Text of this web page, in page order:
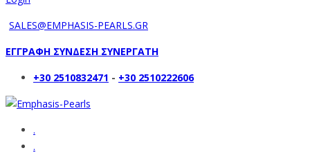
SALES@EMPHASIS-PEARLS.GR
ΕΓΓΡΑΦΗ ΣΥΝΔΕΣΗ ΣΥΝΕΡΓΑΤΗ
+30 2510832471 - +30 2510222606
.
.